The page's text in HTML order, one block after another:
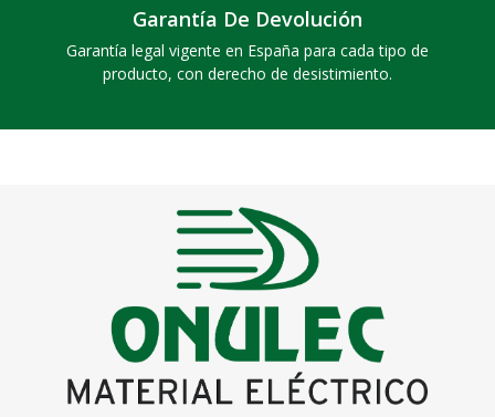
Garantía De Devolución
Garantía legal vigente en España para cada tipo de
producto, con derecho de desistimiento.